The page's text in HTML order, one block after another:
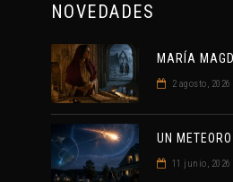
NOVEDADES
2 agosto, 2026
11 junio, 2026